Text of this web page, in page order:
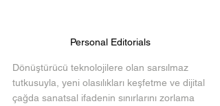
Personal Editorials
Dönüştürücü teknolojilere olan sarsılmaz
tutkusuyla, yeni olasılıkları keşfetme ve dijital
çağda sanatsal ifadenin sınırlarını zorlama